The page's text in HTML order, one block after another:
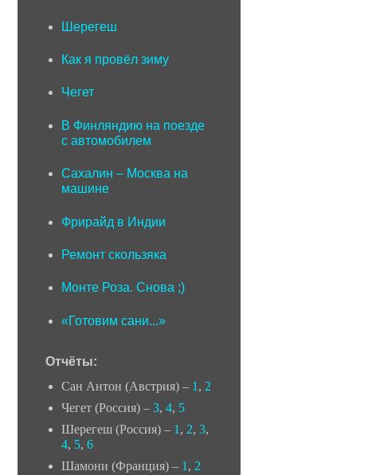
Шерегеш
Как я провёл зиму
Чегет
В Финляндию на поезде
с автомобилем
Сахалин – Москва на
машине
Фрирайд в Индии
Ремонт скользяка
Монте Роза. Снова ;)
«Готовим сани...»
Отчёты:
Сан Антон (Австрия) – 1 , 2
Чегет (Россия) – 3, 4, 5
Шерегеш (Россия) – 1 , 2, 3,
4, 5, 6
Шамони (Франция) – 1 , 2